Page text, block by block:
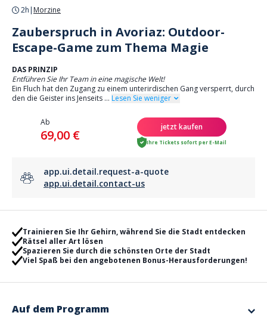
2h | Morzine
Zauberspruch in Avoriaz: Outdoor-
Escape-Game zum Thema Magie
DAS PRINZIP
Entführen Sie Ihr Team in eine magische Welt!
Ein Fluch hat den Zugang zu einem unterirdischen Gang versperrt, durch
den die Geister ins Jenseits ... Lesen Sie weniger
Ab
69,00 €
jetzt kaufen
Ihre Tickets sofort per E-Mail
app.ui.detail.request-a-quote
app.ui.detail.contact-us
Trainieren Sie Ihr Gehirn, während Sie die Stadt entdecken
Rätsel aller Art lösen
Spazieren Sie durch die schönsten Orte der Stadt
Viel Spaß bei den angebotenen Bonus-Herausforderungen!
Auf dem Programm